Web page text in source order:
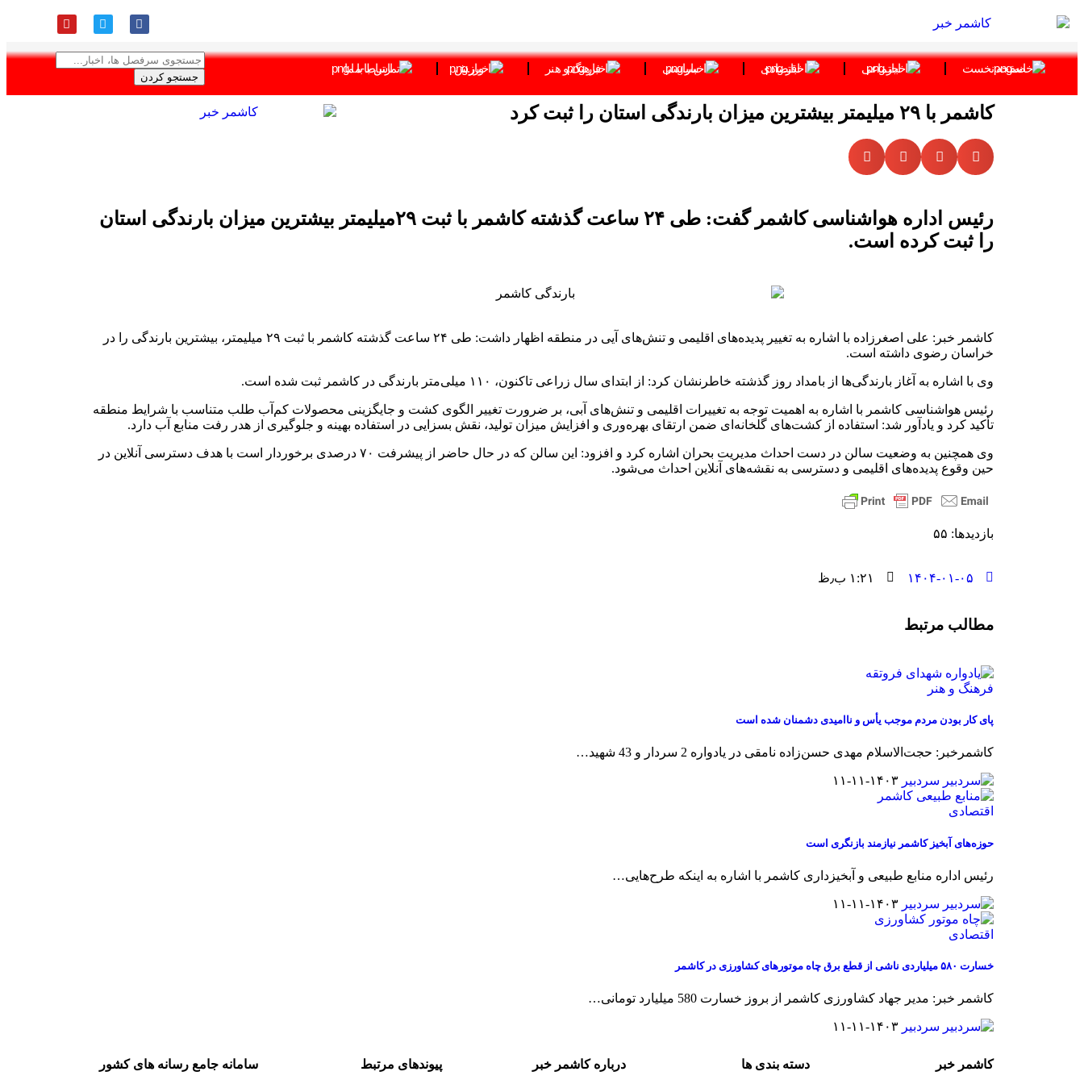
صفحه نخست اجتماعی اقتصادی سیاسی فرهنگ و هنر ورزش ارتباط با ما
کاشمر با ۲۹ میلیمتر بیشترین میزان بارندگی استان را ثبت کرد
رئیس اداره هواشناسی کاشمر گفت: طی ۲۴ ساعت گذشته کاشمر با ثبت ۲۹میلیمتر بیشترین میزان بارندگی استان
را ثبت کرده است.
کاشمر خبر:
علی اصغرزاده با اشاره به تغییر پدیده‌های اقلیمی و تنش‌های آیی در منطقه اظهار داشت: طی ۲۴ ساعت گذشته کاشمر با ثبت ۲۹ میلیمتر، بیشترین بارندگی را در
خراسان رضوی داشته است.
وی با اشاره به آغاز بارندگی‌ها از بامداد روز گذشته خاطرنشان کرد: از ابتدای سال زراعی تاکنون، ۱۱۰ میلی‌متر بارندگی در کاشمر ثبت شده است.
رئیس هواشناسی کاشمر با اشاره به اهمیت توجه به تغییرات اقلیمی و تنش‌های آبی، بر ضرورت تغییر الگوی کشت و جایگزینی محصولات کم‌آب طلب متناسب با شرایط منطقه
تأکید کرد و یادآور شد: استفاده از کشت‌های گلخانه‌ای ضمن ارتقای بهره‌وری و افزایش میزان تولید، نقش بسزایی در استفاده بهینه و جلوگیری از هدر رفت منابع آب دارد.
وی همچنین به وضعیت سالن در دست احداث مدیریت بحران اشاره کرد و افزود: این سالن که در حال حاضر از پیشرفت ۷۰ درصدی برخوردار است با هدف دسترسی آنلاین در
حین وقوع پدیده‌های اقلیمی و دسترسی به نقشه‌های آنلاین احداث می‌شود.
بازدیدها: ۵۵
۱۴۰۴-۰۱-۰۵ ۱:۲۱ ب٫ظ
مطالب مرتبط
فرهنگ و هنر
پای کار بودن مردم موجب یأس و ناامیدی دشمنان شده است
کاشمرخبر: حجت‌الاسلام مهدی حسن‌زاده نامقی در یادواره 2 سردار و 43 شهید …
سردبیر ۱۴۰۳-۱۱-۱۱
اقتصادی
حوزه‌های آبخیز کاشمر نیازمند بازنگری است
رئیس اداره منابع طبیعی و آبخیزداری کاشمر با اشاره به اینکه طرح‌هایی…
سردبیر ۱۴۰۳-۱۱-۱۱
اقتصادی
خسارت ۵۸۰ میلیاردی ناشی از قطع برق چاه موتورهای کشاورزی در کاشمر
کاشمر خبر: مدیر جهاد کشاورزی کاشمر از بروز خسارت 580 میلیارد تومانی …
سردبیر ۱۴۰۳-۱۱-۱۱
کاشمر خبر دسته بندی ها درباره کاشمر خبر پیوندهای مرتبط سامانه جامع رسانه های کشور